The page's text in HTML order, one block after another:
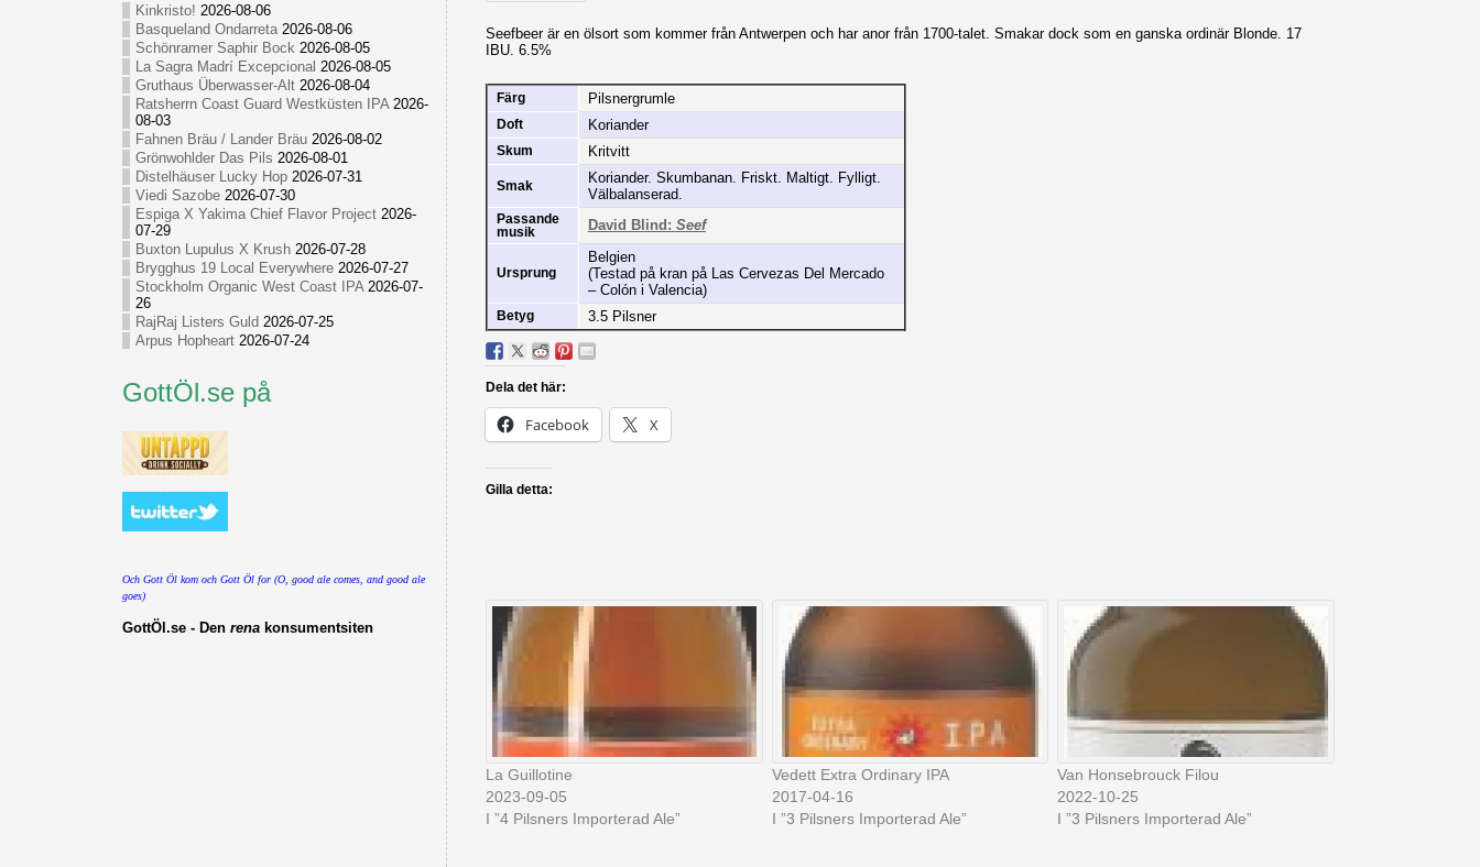
Kinkristo! 2026-08-06
Basqueland Ondarreta 2026-08-06
Schönramer Saphir Bock 2026-08-05
La Sagra Madrí Excepcional 2026-08-05
Gruthaus Überwasser-Alt 2026-08-04
Ratsherrn Coast Guard Westküsten IPA 2026-
08-03
Fahnen Bräu / Lander Bräu 2026-08-02
Grönwohlder Das Pils 2026-08-01
Distelhäuser Lucky Hop 2026-07-31
Viedi Sazobe 2026-07-30
Espiga X Yakima Chief Flavor Project 2026-
07-29
Buxton Lupulus X Krush 2026-07-28
Brygghus 19 Local Everywhere 2026-07-27
Stockholm Organic West Coast IPA 2026-07-
26
RajRaj Listers Guld 2026-07-25
Arpus Hopheart 2026-07-24
GottÖl.se på
Och Gott Öl kom och Gott Öl for (O, good ale comes, and good ale
goes)
GottÖl.se - Den rena konsumentsiten
Seefbeer är en ölsort som kommer från Antwerpen och har anor från 1700-talet. Smakar dock som en ganska ordinär Blonde. 17
IBU. 6.5%
Färg Pilsnergrumle
Doft Koriander
Skum Kritvitt
Smak
Koriander. Skumbanan. Friskt. Maltigt. Fylligt.
Välbalanserad.
Passande
musik
David Blind: Seef
Ursprung
Belgien
(Testad på kran på Las Cervezas Del Mercado
– Colón i Valencia)
Betyg 3.5 Pilsner
Dela det här:
Facebook X
Gilla detta:
La Guillotine
2023-09-05
I ”4 Pilsners Importerad Ale”
Vedett Extra Ordinary IPA
2017-04-16
I ”3 Pilsners Importerad Ale”
Van Honsebrouck Filou
2022-10-25
I ”3 Pilsners Importerad Ale”